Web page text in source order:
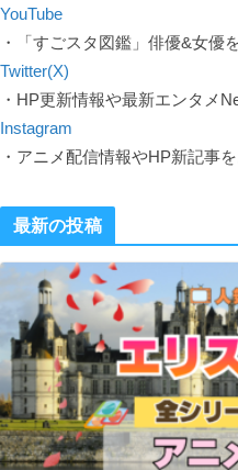
YouTube
・「すごスタ図鑑」俳優&女優
Twitter(X)
・HP更新情報や最新エンタメ
Instagram
・アニメ配信情報やHP新記事
最新の投稿